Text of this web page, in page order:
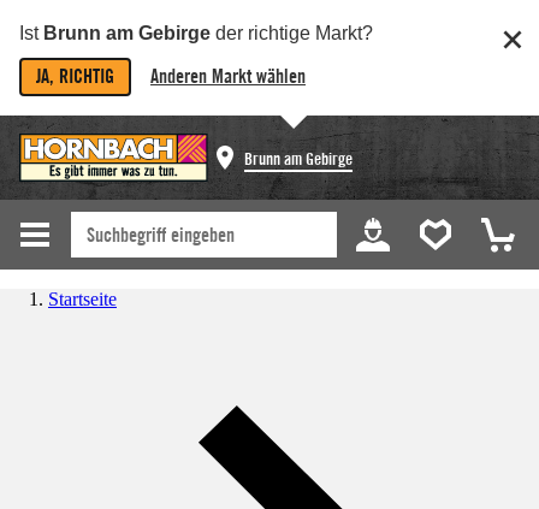
Ist Brunn am Gebirge der richtige Markt?
JA, RICHTIG Anderen Markt wählen
Brunn am Gebirge
Startseite